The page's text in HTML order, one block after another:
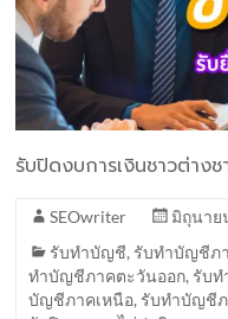
รับปิดงบการเงินชาวต่าง
SEOwriter
มิถุนาย
รับทำบัญชี, รับทำบัญชีภ
ทำบัญชีภาคตะวันออก, รับท
บัญชีภาคเหนือ, รับทำบัญชี